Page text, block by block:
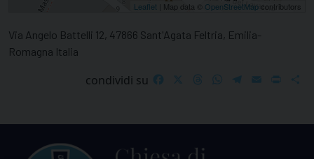
Leaflet | Map data © OpenStreetMap contributors
Via Angelo Battelli 12, 47866 Sant'Agata Feltria, Emilia-
Romagna Italia
condividi su FacebookThreadsWhatsApp
Telegram
EmailPrint